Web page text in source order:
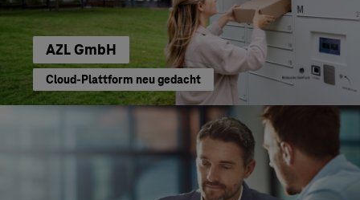
AZL GmbH
Cloud-Plattform neu gedacht